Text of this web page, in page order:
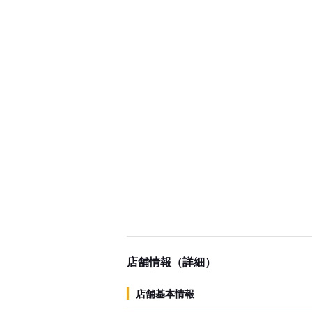
店舗情報（詳細）
店舗基本情報